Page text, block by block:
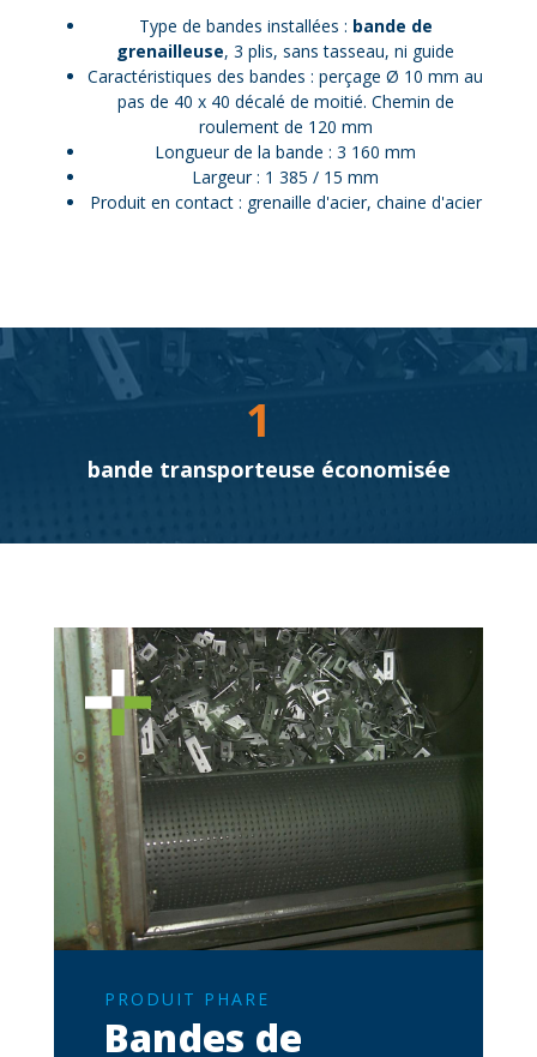
Type de bandes installées : bande de
grenailleuse, 3 plis, sans tasseau, ni guide
Caractéristiques des bandes : perçage Ø 10 mm au
pas de 40 x 40 décalé de moitié. Chemin de
roulement de 120 mm
Longueur de la bande : 3 160 mm
Largeur : 1 385 / 15 mm
Produit en contact : grenaille d'acier, chaine d'acier
1
bande transporteuse économisée
SOUS-TITRE
PRODUIT PHARE
Bandes de